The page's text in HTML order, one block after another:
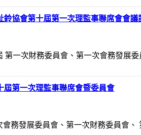
鈴協會第十屆第一次理監事聯席會會議
第一次財務委員會、第一次會務發展
屆第一次理監事聯席會暨委員會
務發展委員會、第一次財務委員會